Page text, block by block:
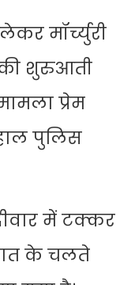
मॉर्च्युरी
शुरुआती
प्रेम
पुलिस
में टक्कर
के चलते